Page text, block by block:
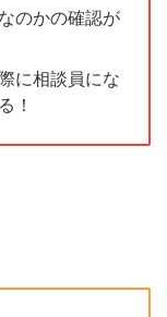
のかの確認が
に相談員にな
！